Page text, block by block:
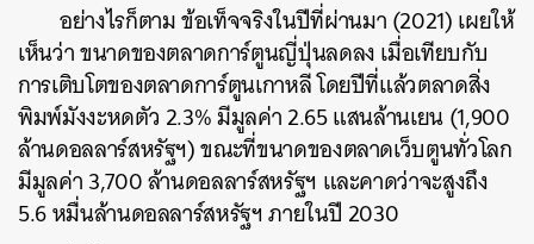
อย่างไรก็ตาม ข้อเท็จจริงในปีที่ผ่านมา (2021) เผยให้
เห็นว่า ขนาดของตลาดการ์ตูนญี่ปุ่นลดลง เมื่อเทียบกับ
การเติบโตของตลาดการ์ตูนเกาหลี โดยปีที่แล้วตลาดสิ่ง
พิมพ์มังงะหดตัว 2.3% มีมูลค่า 2.65 แสนล้านเยน (1,900
ล้านดอลลาร์สหรัฐฯ) ขณะที่ขนาดของตลาดเว็บตูนทั่วโลก
มีมูลค่า 3,700 ล้านดอลลาร์สหรัฐฯ และคาดว่าจะสูงถึง
5.6 หมื่นล้านดอลลาร์สหรัฐฯ ภายในปี 2030